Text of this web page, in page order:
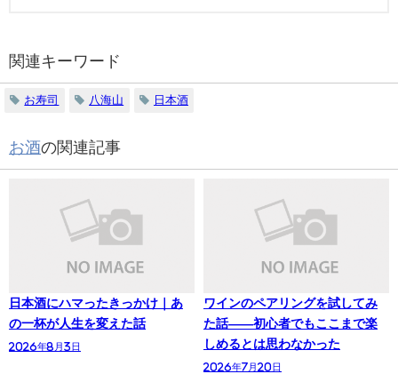
関連キーワード
お寿司 八海山 日本酒
お酒の関連記事
日本酒にハマったきっかけ｜あ
の一杯が人生を変えた話
2026年8月3日
ワインのペアリングを試してみ
た話——初心者でもここまで楽
しめるとは思わなかった
2026年7月20日